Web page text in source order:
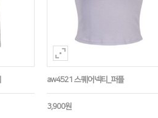
aw4521 스퀘어넥티_퍼플
3,900원